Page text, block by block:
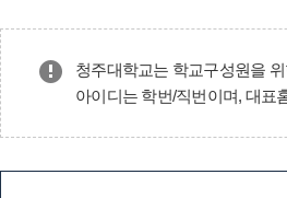
청주대학교는 학교구성원을
아이디는 학번/직번이며, 대표